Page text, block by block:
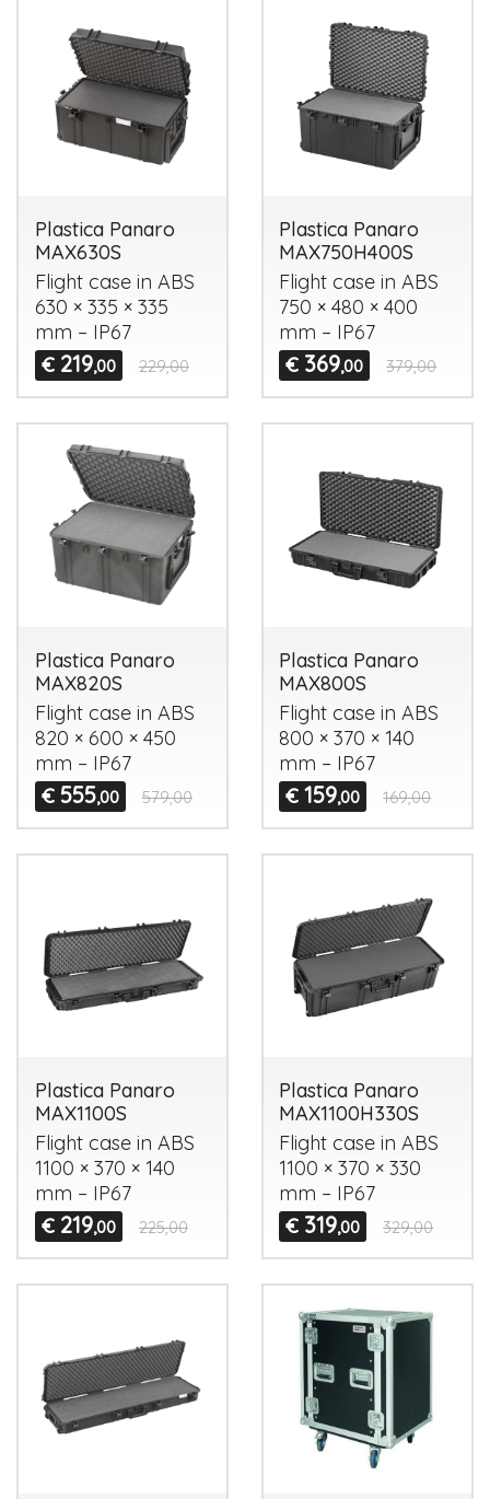
Plastica Panaro
MAX630S
Flight case in ABS
630 × 335 × 335
mm – IP67
€ 219,00 229,00
Plastica Panaro
MAX750H400S
Flight case inABS
750 × 480 × 400
mm – IP67
€ 369,00 379,00
Plastica Panaro
MAX820S
Flight case in ABS
820 × 600 × 450
mm – IP67
€ 555,00 579,00
Plastica Panaro
MAX800S
Flight case inABS
800 × 370 × 140
mm – IP67
€ 159,00 169,00
Plastica Panaro
MAX1100S
Flight case in ABS
1100 × 370 × 140
mm – IP67
€ 219,00 225,00
Plastica Panaro
MAX1100H330S
Flight case inABS
1100 × 370 × 330
mm – IP67
€ 319,00 329,00